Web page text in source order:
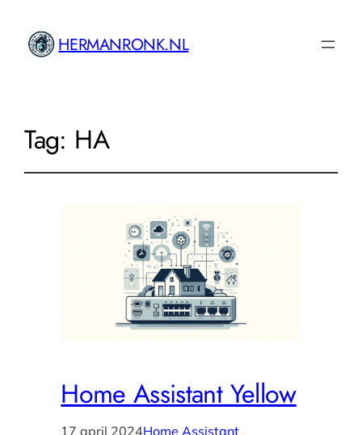
HERMANRONK.NL
Tag: HA
Home Assistant Yellow
17 april 2024Home Assistant